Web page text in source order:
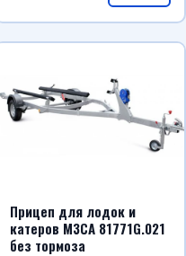
Прицеп для лодок и
катеров МЗСА 81771G.021
без тормоза